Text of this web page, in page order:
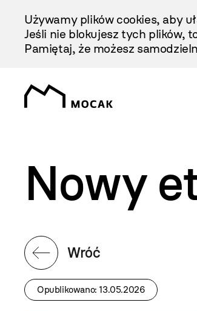
Treści
Używamy plików cookies, aby
Jeśli nie blokujesz tych plików,
Pamiętaj, że możesz
Nowy
Wróć
Opublikowano: 13.05.2026